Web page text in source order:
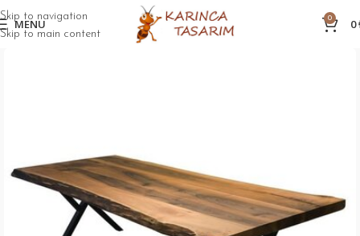
Skip to navigation
Skip to main content
MENU 0 0